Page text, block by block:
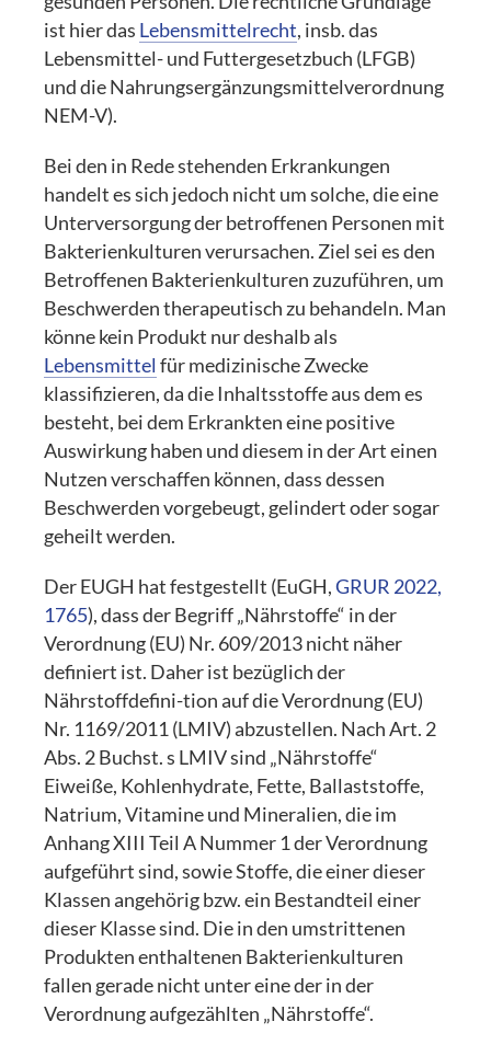
ist hier das Lebensmittelrecht, insb. das
Lebensmittel- und Futtergesetzbuch (LFGB)
und die Nahrungsergänzungsmittelverordnung
NEM-V).
Bei den in Rede stehenden Erkrankungen
handelt es sich jedoch nicht um solche, die eine
Unterversorgung der betroffenen Personen mit
Bakterienkulturen verursachen. Ziel sei es den
Betroffenen Bakterienkulturen zuzuführen, um
Beschwerden therapeutisch zu behandeln. Man
könne kein Produkt nur deshalb als
Lebensmittel für medizinische Zwecke
klassifizieren, da die Inhaltsstoffe aus dem es
besteht, bei dem Erkrankten eine positive
Auswirkung haben und diesem in der Art einen
Nutzen verschaffen können, dass dessen
Beschwerden vorgebeugt, gelindert oder sogar
geheilt werden.
Der EUGH hat festgestellt (EuGH,GRUR 2022,
1765), dass der Begriff „Nährstoffe“ in der
Verordnung (EU) Nr. 609/2013 nicht näher
definiert ist. Daher ist bezüglich der
Nährstoffdefini-tion auf die Verordnung (EU)
Nr. 1169/2011 (LMIV) abzustellen. Nach Art. 2
Abs. 2 Buchst. s LMIV sind „Nährstoffe“
Eiweiße, Kohlenhydrate, Fette, Ballaststoffe,
Natrium, Vitamine und Mineralien, die im
Anhang XIII Teil A Nummer 1 der Verordnung
aufgeführt sind, sowie Stoffe, die einer dieser
Klassen angehörig bzw. ein Bestandteil einer
dieser Klasse sind. Die in den umstrittenen
Produkten enthaltenen Bakterienkulturen
fallen gerade nicht unter eine der in der
Verordnung aufgezählten „Nährstoffe“.